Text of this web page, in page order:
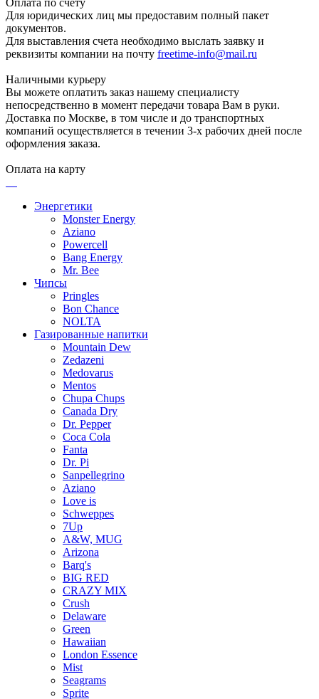
Для юридических лиц мы предоставим полный пакет
документов.
Для выставления счета необходимо выслать заявку и
реквизиты компании на почту freetime-info@mail.ru
Наличными курьеру
Вы можете оплатить заказ нашему специалисту
непосредственно в момент передачи товара Вам в руки.
Доставка по Москве, в том числе и до транспортных
компаний осуществляется в течении 3-х рабочих дней после
оформления заказа.
Оплата на карту
Энергетики
Monster Energy
Aziano
Powercell
Bang Energy
Mr. Bee
Чипсы
Pringles
Bon Chance
NOLTA
Газированные напитки
Mountain Dew
Zedazeni
Medovarus
Mentos
Chupa Chups
Canada Dry
Dr. Pepper
Coca Cola
Fanta
Dr. Pi
Sanpellegrino
Aziano
Love is
Schweppes
7Up
A&W, MUG
Arizona
Barq's
BIG RED
CRAZY MIX
Crush
Delaware
Green
Hawaiian
London Essence
Mist
Seagrams
Sprite